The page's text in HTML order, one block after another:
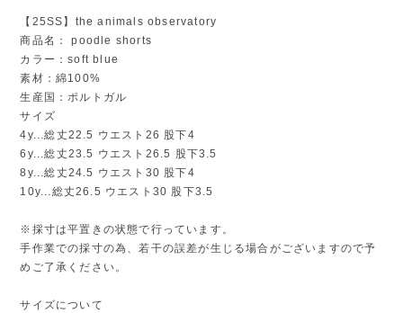
【25SS】the animals observatory
商品名： poodle shorts
カラー：soft blue
素材：綿100%
生産国：ポルトガル
サイズ
4y...総丈22.5 ウエスト26 股下4
6y...総丈23.5 ウエスト26.5 股下3.5
8y...総丈24.5 ウエスト30 股下4
10y...総丈26.5 ウエスト30 股下3.5
※採寸は平置きの状態で行っています。
手作業での採寸の為、若干の誤差が生じる場合がございますので予
めご了承ください。
サイズについて